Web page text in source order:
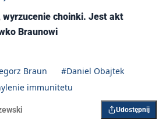
wyrzucenie choinki. Jest akt
Braunowi
Braun
#Daniel Obajtek
immunitetu
Udostępnij